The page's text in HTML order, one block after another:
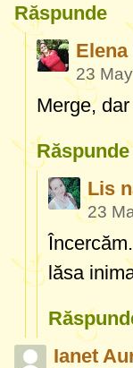
Răspunde
Elena
23
Merge,
Răspunde
Lis
23
lăsa
Ianet